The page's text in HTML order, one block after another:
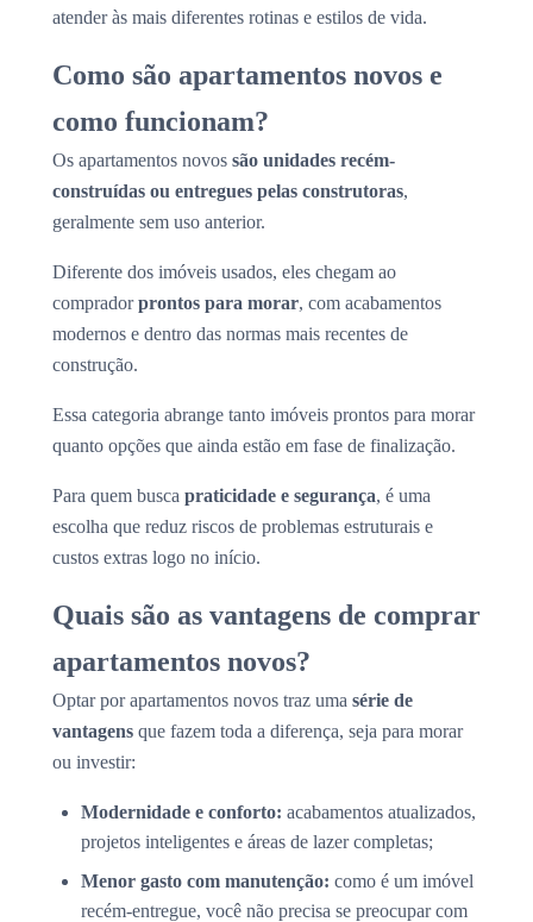
atender às mais diferentes rotinas e estilos de vida.
Como são apartamentos novos e
como funcionam?
Os apartamentos novos são unidades recém-
construídas ou entregues pelas construtoras,
geralmente sem uso anterior.
Diferente dos imóveis usados, eles chegam ao
compradorprontos para morar, com acabamentos
modernos e dentro das normas mais recentes de
construção.
Essa categoria abrange tanto imóveis prontos para morar
quanto opções que ainda estão em fase de finalização.
Para quem busca praticidade e segurança, é uma
escolha que reduz riscos de problemas estruturais e
custos extras logo no início.
Quais são as vantagens de comprar
apartamentos novos?
Optar por apartamentos novos traz uma série de
vantagens que fazem toda a diferença, seja para morar
ou investir:
Modernidade e conforto: acabamentos atualizados,
projetos inteligentes e áreas de lazer completas;
Menor gasto com manutenção: como é um imóvel
recém-entregue, você não precisa se preocupar com